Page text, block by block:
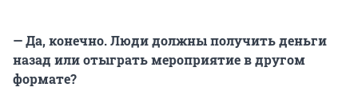
— Да, конечно. Люди должны получить деньги
назад или отыграть мероприятие в другом
формате?